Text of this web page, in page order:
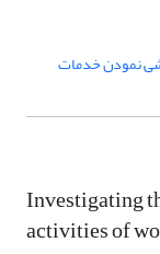
نمودن خدمات
Investigating
activities of